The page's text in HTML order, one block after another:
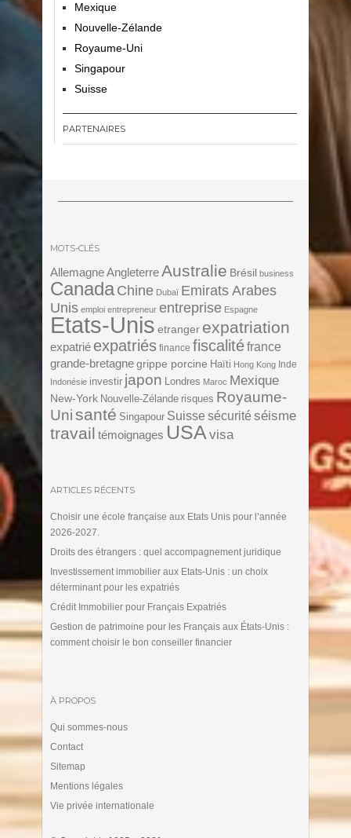
Mexique
Nouvelle-Zélande
Royaume-Uni
Singapour
Suisse
PARTENAIRES
MOTS-CLÉS
Allemagne AngleterreAustralie Brésil business
Canada Chine Dubaï Emirats Arabes
Unis emploi entrepreneur entreprise Espagne
Etats-Unis etranger expatriation
expatrié expatriés finance fiscalitéfrance
grande-bretagne grippe porcine Haïti Hong Kong Inde
Indonésie investir japon Londres Maroc Mexique
New-York Nouvelle-Zélande risques Royaume-
Unisanté Singapour Suisse sécurité séisme
travail témoignages USA visa
ARTICLES RÉCENTS
Choisir une école française aux Etats Unis pour l’année
2026-2027.
Droits des étrangers : quel accompagnement juridique
Investissement immobilier aux Etats-Unis : un choix
déterminant pour les expatriés
Crédit Immobilier pour Français Expatriés
Gestion de patrimoine pour les Français aux États-Unis :
comment choisir le bon conseiller financier
À PROPOS
Qui sommes-nous
Contact
Sitemap
Mentions légales
Vie privée internationale